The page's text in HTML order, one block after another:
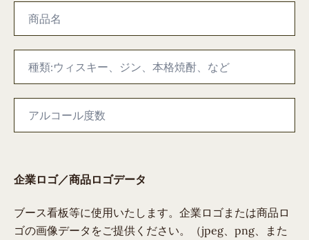
企業ロゴ／商品ロゴデータ
ブース看板等に使用いたします。企業ロゴまたは商品ロ
ゴの画像データをご提供ください。（jpeg、png、また